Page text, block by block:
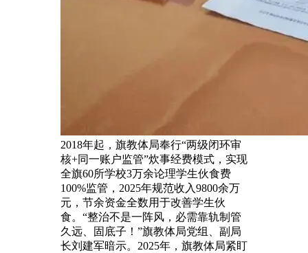
2018年起，旗教体局奉行“两级闭环审
核+同一账户监管”炊事经费模式，实现
全旗60所学校3万余论理学生伙食费
100%监管，2025年规范收入9800余万
元，节余资金全数用于改善学生伙
食。“整治不是一阵风，必需靠轨制管
久远、固底子！”旗教体局党组、副局
长刘建军暗示。2025年，旗教体局紧盯